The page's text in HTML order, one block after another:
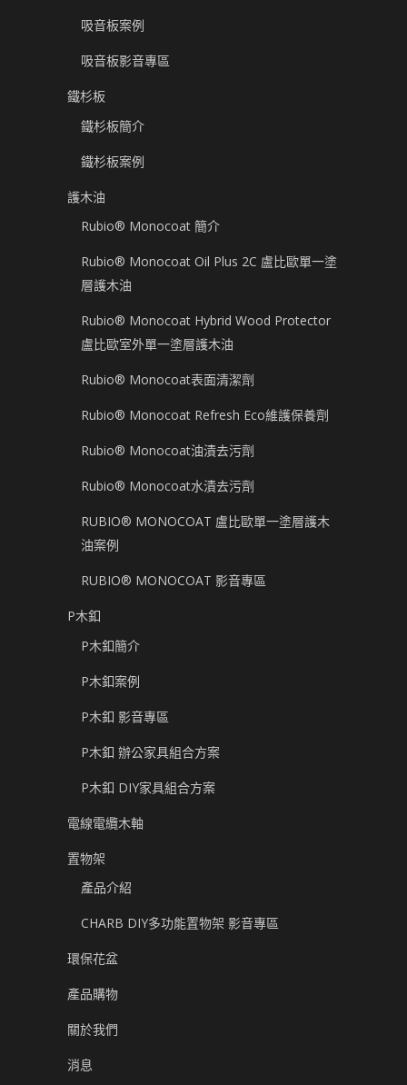
吸音板案例
吸音板影音專區
鐵杉板
鐵杉板簡介
鐵杉板案例
護木油
Rubio® Monocoat 簡介
Rubio® Monocoat Oil Plus 2C 盧比歐單一塗
層護木油
Rubio® Monocoat Hybrid Wood Protector
盧比歐室外單一塗層護木油
Rubio® Monocoat表面清潔劑
Rubio® Monocoat Refresh Eco維護保養劑
Rubio® Monocoat油漬去污劑
Rubio® Monocoat水漬去污劑
RUBIO® MONOCOAT 盧比歐單一塗層護木
油案例
RUBIO® MONOCOAT 影音專區
P木釦
P木釦簡介
P木釦案例
P木釦 影音專區
P木釦 辦公家具組合方案
P木釦 DIY家具組合方案
電線電纜木軸
置物架
產品介紹
CHARB DIY多功能置物架 影音專區
環保花盆
產品購物
關於我們
消息